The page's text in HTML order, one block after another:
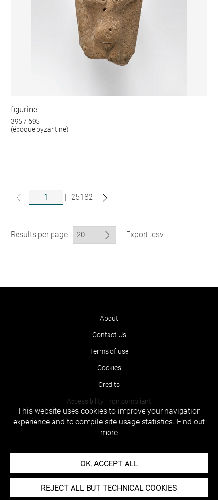
figurine
395 / 695
(époque byzantine)
| 25182
Results per page Export .csv
About
Contact Us
Terms of use
Cookies
Credits
Accessibility : non compliant
This website uses cookies to improve your navigation
experience and to compile site usage statistics. Find out
more
OK, ACCEPT ALL
REJECT ALL BUT TECHNICAL COOKIES